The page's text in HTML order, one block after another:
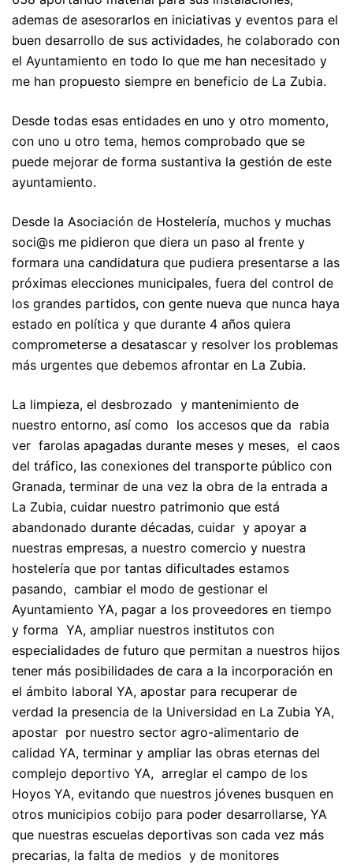
ademas de asesorarlos en iniciativas y eventos para el
buen desarrollo de sus actividades, he colaborado con
el Ayuntamiento en todo lo que me han necesitado y
me han propuesto siempre en beneficio de La Zubia.
Desde todas esas entidades en uno y otro momento,
con uno u otro tema, hemos comprobado que se
puede mejorar de forma sustantiva la gestión de este
ayuntamiento.
Desde la Asociación de Hostelería, muchos y muchas
soci@s me pidieron que diera un paso al frente y
formara una candidatura que pudiera presentarse a las
próximas elecciones municipales, fuera del control de
los grandes partidos, con gente nueva que nunca haya
estado en política y que durante 4 años quiera
comprometerse a desatascar y resolver los problemas
más urgentes que debemos afrontar en La Zubia.
La limpieza, el desbrozado y mantenimiento de
nuestro entorno, así como los accesos que da rabia
ver farolas apagadas durante meses y meses, el caos
del tráfico, las conexiones del transporte público con
Granada, terminar de una vez la obra de la entrada a
La Zubia, cuidar nuestro patrimonio que está
abandonado durante décadas, cuidar y apoyar a
nuestras empresas, a nuestro comercio y nuestra
hostelería que por tantas dificultades estamos
pasando, cambiar el modo de gestionar el
Ayuntamiento YA, pagar a los proveedores en tiempo
y forma YA, ampliar nuestros institutos con
especialidades de futuro que permitan a nuestros hijos
tener más posibilidades de cara a la incorporación en
el ámbito laboral YA, apostar para recuperar de
verdad la presencia de la Universidad en La Zubia YA,
apostar por nuestro sector agro-alimentario de
calidad YA, terminar y ampliar las obras eternas del
complejo deportivo YA, arreglar el campo de los
Hoyos YA, evitando que nuestros jóvenes busquen en
otros municipios cobijo para poder desarrollarse, YA
que nuestras escuelas deportivas son cada vez más
precarias, la falta de medios y de monitores